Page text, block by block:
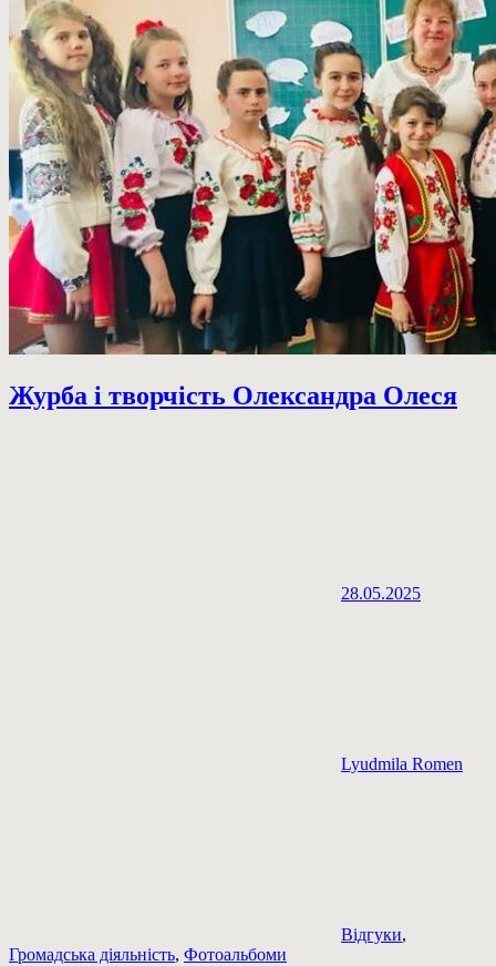
Журба і творчість Олександра Олеся
28.05.2025
Lyudmila Romen
Відгуки,
Громадська діяльність, Фотоальбоми